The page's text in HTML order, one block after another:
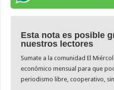
Esta nota es posible
nuestros lectores
Sumate a la comunidad El
económico mensual para que
periodismo libre, cooperativo,